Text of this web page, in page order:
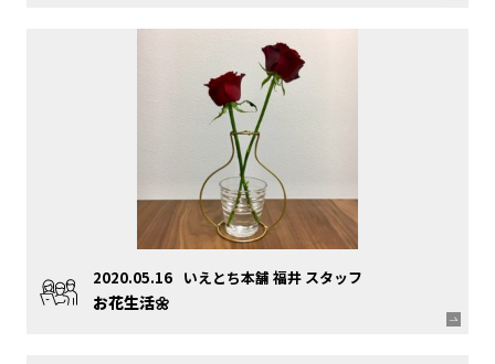
2020.05.16 いえとち本舗 福井 スタッフ
お花生活🌼